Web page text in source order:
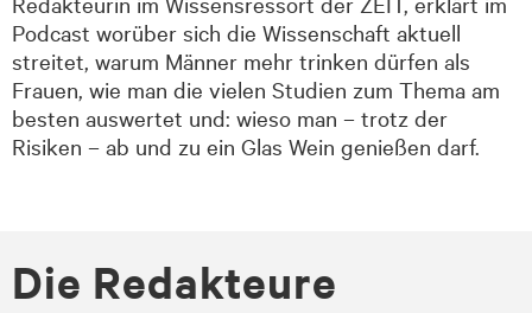
Podcast worüber sich die Wissenschaft aktuell
streitet, warum Männer mehr trinken dürfen als
Frauen, wie man die vielen Studien zum Thema am
besten auswertet und: wieso man – trotz der
Risiken – ab und zu ein Glas Wein genießen darf.
Die Re­dak­teu­re